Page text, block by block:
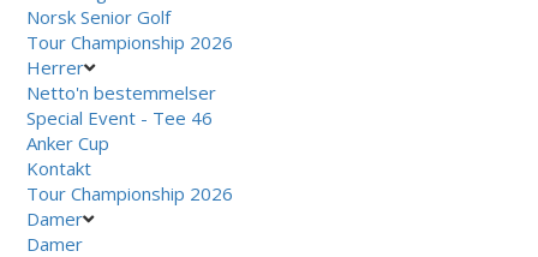
Norsk Senior Golf
Tour Championship 2026
Herrer
Netto'n bestemmelser
Special Event - Tee 46
Anker Cup
Kontakt
Tour Championship 2026
Damer
Damer